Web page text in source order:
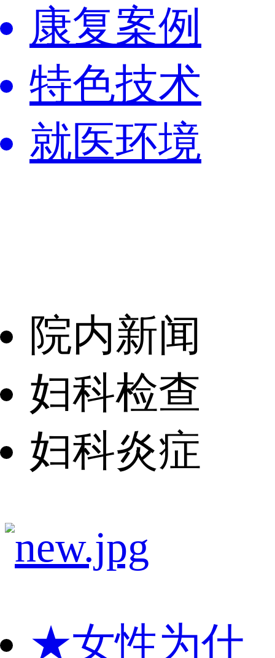
康复案例
特色技术
就医环境
院内新闻
妇科检查
妇科炎症
★女性为什